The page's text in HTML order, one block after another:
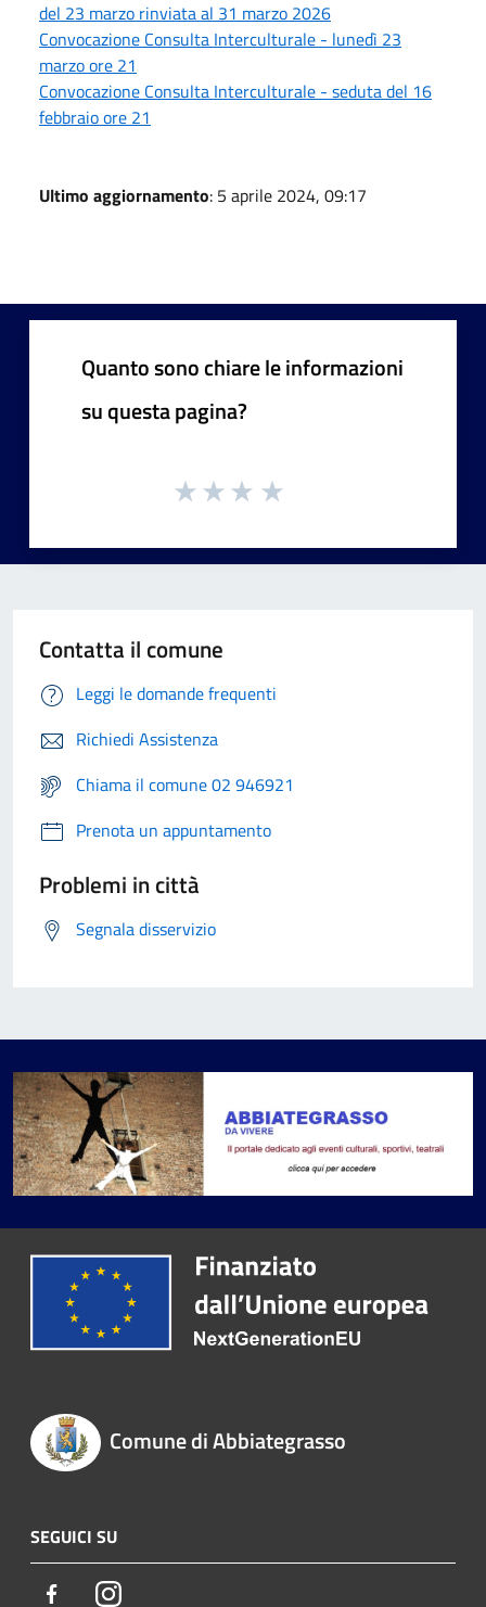
del 23 marzo rinviata al 31 marzo 2026
Convocazione Consulta Interculturale - lunedì 23
marzo ore 21
Convocazione Consulta Interculturale - seduta del 16
febbraio ore 21
Ultimo aggiornamento: 5 aprile 2024, 09:17
Quanto sono chiare le informazioni
su questa pagina?
Contatta il comune
Leggi le domande frequenti
Richiedi Assistenza
Chiama il comune 02 946921
Prenota un appuntamento
Problemi in città
Segnala disservizio
Comune di Abbiategrasso
SEGUICI SU
FacebookInstagram